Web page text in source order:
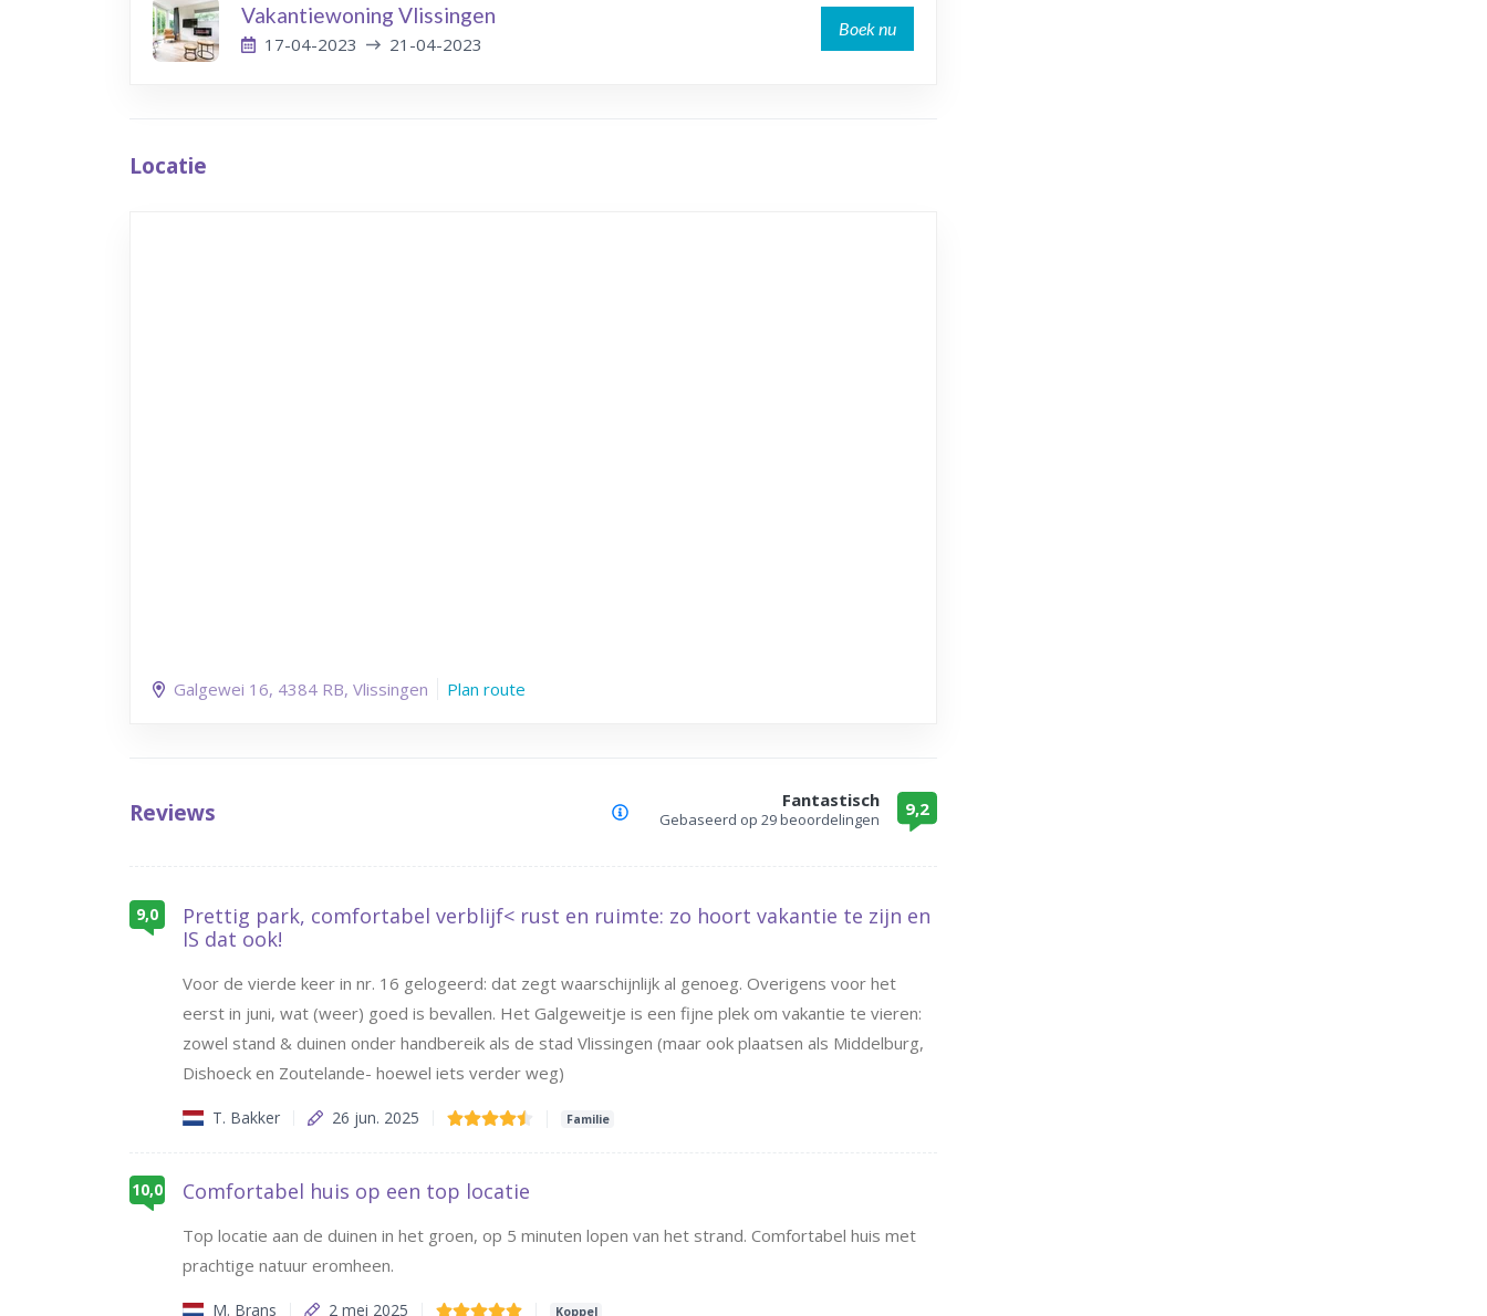
Vakantiewoning Vlissingen
17-04-2023 21-04-2023
Boek nu
Locatie
Galgewei 16, 4384 RB, Vlissingen Plan route
Reviews Fantastisch
Gebaseerd op 29 beoordelingen
9,2
9,0
Prettig park, comfortabel verblijf< rust en ruimte: zo hoort vakantie te zijn en
IS dat ook!
Voor de vierde keer in nr. 16 gelogeerd: dat zegt waarschijnlijk al genoeg. Overigens voor het
eerst in juni, wat (weer) goed is bevallen. Het Galgeweitje is een fijne plek om vakantie te vieren:
zowel stand & duinen onder handbereik als de stad Vlissingen (maar ook plaatsen als Middelburg,
Dishoeck en Zoutelande- hoewel iets verder weg)
T. Bakker 26 jun. 2025 Familie
10,0 Comfortabel huis op een top locatie
Top locatie aan de duinen in het groen, op 5 minuten lopen van het strand. Comfortabel huis met
prachtige natuur eromheen.
M. Brans 2 mei 2025 Koppel